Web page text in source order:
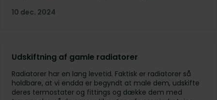
10 dec. 2024
Udskiftning af gamle radiatorer
Radiatorer har en lang levetid. Faktisk er radiatorer så
holdbare, at vi endda er begyndt at male dem, udskifte
deres termostater og fittings og dække dem med